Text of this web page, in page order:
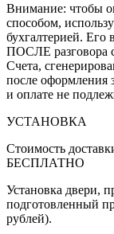
Внимание: чтобы
способом,
бухгалтерией. Его
ПОСЛЕ разговора
Счета,
после оформления
и оплате не
УСТАНОВКА
Стоимость
БЕСПЛАТНО
Установка двери,
подготовленный
рублей).